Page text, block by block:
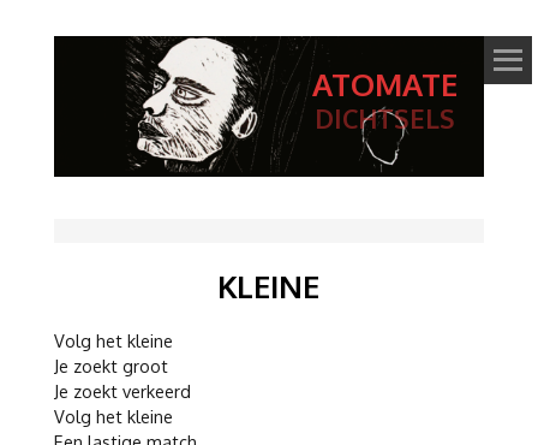
ATOMATE
DICHTSELS
KLEINE
Volg het kleine
Je zoekt groot
Je zoekt verkeerd
Volg het kleine